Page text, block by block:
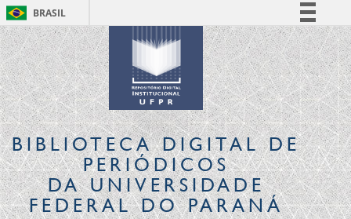
BRASIL
Simplifique!
Comunica BR
Participe
Acesso à informação
Legislação
Canais
BIBLIOTECA DIGITALDE
PERIÓDICOS
DA UNIVERSIDADE
FEDERAL DO PARANÁ